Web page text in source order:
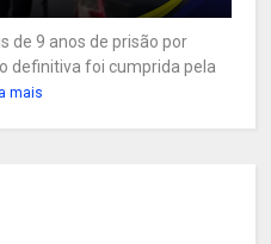
de 9 anos de prisão por
definitiva foi cumprida pela
mais